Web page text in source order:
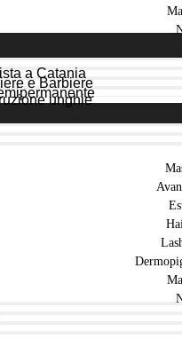
a Catania
e Barbiere
unghie